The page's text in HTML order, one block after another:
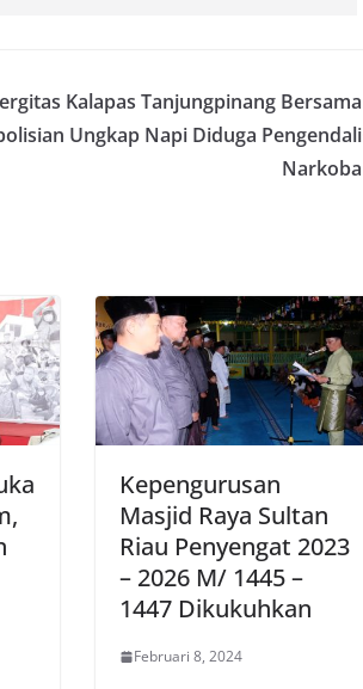
Kalapas Tanjungpinang Bersama
Ungkap Napi Diduga Pengendali
Narkoba
Kepengurusan
Masjid Raya Sultan
Riau Penyengat 2023
– 2026 M/ 1445 –
1447 Dikukuhkan
Februari 8, 2024